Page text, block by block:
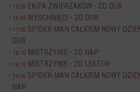
15:30 EKIPA ZWIERZAKÓW - 2D DUB
16:30 WYSCHNIĘCI - 2D DUB
17:00 SPIDER-MAN CAŁKIEM NOWY
DUB
18:10 MISTRZYNIE - 2D NAP
18:10 MISTRZYNIE - 2D LEKTOR
20:00 SPIDER-MAN CAŁKIEM NOWY
NAP